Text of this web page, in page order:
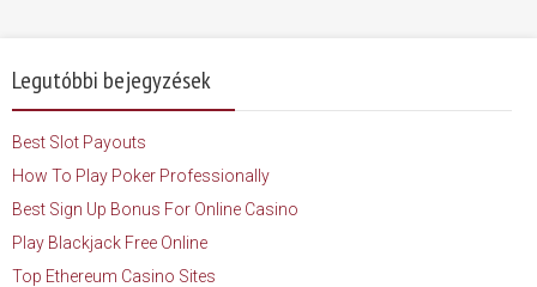
Legutóbbi bejegyzések
Best Slot Payouts
How To Play Poker Professionally
Best Sign Up Bonus For Online Casino
Play Blackjack Free Online
Top Ethereum Casino Sites